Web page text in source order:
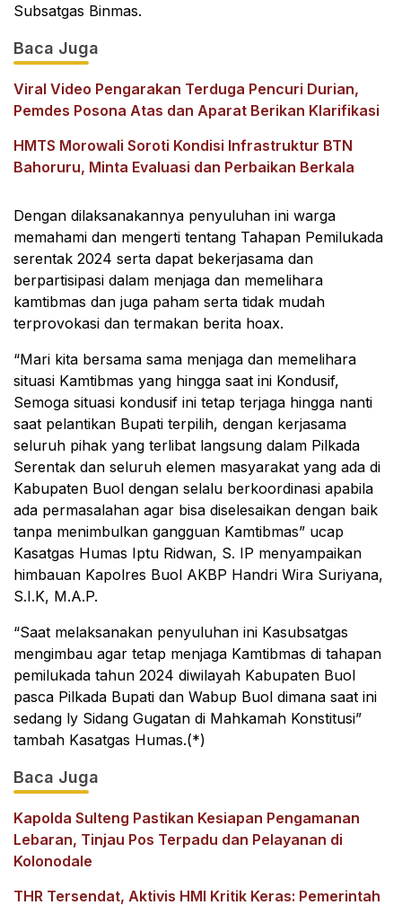
Subsatgas Binmas.
Baca Juga
Viral Video Pengarakan Terduga Pencuri Durian,
Pemdes Posona Atas dan Aparat Berikan Klarifikasi
HMTS Morowali Soroti Kondisi Infrastruktur BTN
Bahoruru, Minta Evaluasi dan Perbaikan Berkala
Dengan dilaksanakannya penyuluhan ini warga
memahami dan mengerti tentang Tahapan Pemilukada
serentak 2024 serta dapat bekerjasama dan
berpartisipasi dalam menjaga dan memelihara
kamtibmas dan juga paham serta tidak mudah
terprovokasi dan termakan berita hoax.
“Mari kita bersama sama menjaga dan memelihara
situasi Kamtibmas yang hingga saat ini Kondusif,
Semoga situasi kondusif ini tetap terjaga hingga nanti
saat pelantikan Bupati terpilih, dengan kerjasama
seluruh pihak yang terlibat langsung dalam Pilkada
Serentak dan seluruh elemen masyarakat yang ada di
Kabupaten Buol dengan selalu berkoordinasi apabila
ada permasalahan agar bisa diselesaikan dengan baik
tanpa menimbulkan gangguan Kamtibmas” ucap
Kasatgas Humas Iptu Ridwan, S. IP menyampaikan
himbauan Kapolres Buol AKBP Handri Wira Suriyana,
S.I.K, M.A.P.
“Saat melaksanakan penyuluhan ini Kasubsatgas
mengimbau agar tetap menjaga Kamtibmas di tahapan
pemilukada tahun 2024 diwilayah Kabupaten Buol
pasca Pilkada Bupati dan Wabup Buol dimana saat ini
sedang ly Sidang Gugatan di Mahkamah Konstitusi”
tambah Kasatgas Humas.(*)
Baca Juga
Kapolda Sulteng Pastikan Kesiapan Pengamanan
Lebaran, Tinjau Pos Terpadu dan Pelayanan di
Kolonodale
THR Tersendat, Aktivis HMI Kritik Keras: Pemerintah